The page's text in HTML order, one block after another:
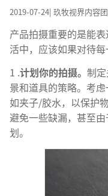
2019-07-24| 玖牧视界内容
产品拍摄重要的是能
活中，应该如果对待每
1 .计划你的拍摄。 制
景和道具的策略。考
如夹子/胶水，以保护
避免一些缺漏，甚至
划。